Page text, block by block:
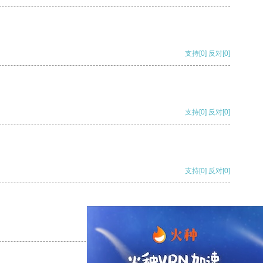
支持[0] 反对[0]
支持[0] 反对[0]
支持[0] 反对[0]
支持